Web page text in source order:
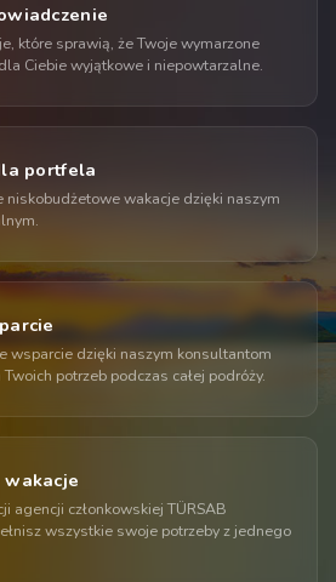
które sprawią, że Twoje wymarzone
Ciebie wyjątkowe i niepowtarzalne.
portfela
niskobudżetowe wakacje dzięki naszym
wsparcie dzięki naszym konsultantom
potrzeb podczas całej podróży.
wakacje
agencji członkowskiej TÜRSAB
wszystkie swoje potrzeby z jednego